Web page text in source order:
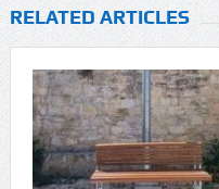
RELATED ARTICLES